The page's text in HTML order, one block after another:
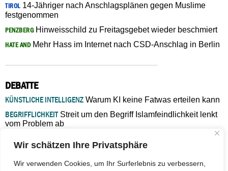
Wir schätzen Ihre Privatsphäre
Wir verwenden Cookies, um Ihr Surferlebnis zu verbessern,
TIROL14-Jähriger nach Anschlagsplänen gegen Muslime
festgenommen
PENZBERGHinweisschild zu Freitagsgebet wieder beschmiert
HATE ANDMehr Hass im Internet nach CSD-Anschlag in Berlin
DEBATTE
KÜNSTLICHE INTELLIGENZ Warum KI keine Fatwas erteilen kann
BEGRIFFLICHKEITStreit um den Begriff Islamfeindlichkeit lenkt
vom Problem ab
Verantwortung bleibt“
ISLAMISCHE FAKULTÄT IN MÜNSTEREine kritische Schwelle für